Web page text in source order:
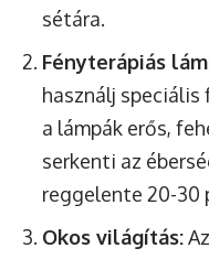
sétára.
Fényterápiás
használj speciális
a lámpák erős,
serkenti az
reggelente 20-30
Okos világítás: